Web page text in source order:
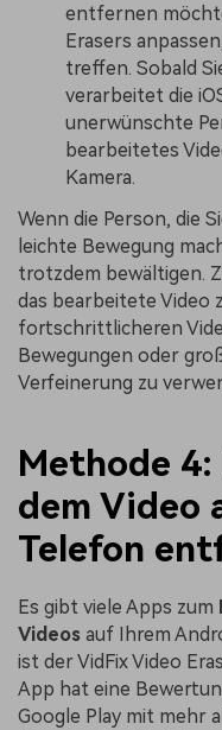
entfernen
Erasers
treffen. Sobald
verarbeitet die
unerwünschte
bearbeitetes
Kamera.
Wenn die Person, die
leichte Bewegung
trotzdem bewältigen.
das bearbeitete Video
fortschrittlicheren
Bewegungen oder
Verfeinerung zu
Methode 4:
dem Video
Telefon
Es gibt viele Apps zum
Videos auf Ihrem
ist der VidFix Video
App hat eine
Google Play mit mehr